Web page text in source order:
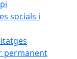
socials i
permanent